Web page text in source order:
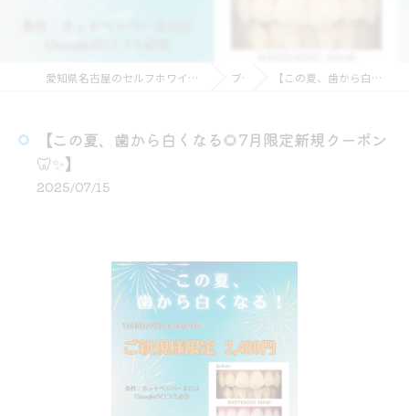
愛知県名古屋のセルフホワイトニングならホワイトニングショップ名古屋店 ブログ 【この夏、歯から白くなる🌻7月限定新規クーポン🦷✨】
【この夏、歯から白くなる🌻7月限定新規クーポン
🦷✨】
2025/07/15